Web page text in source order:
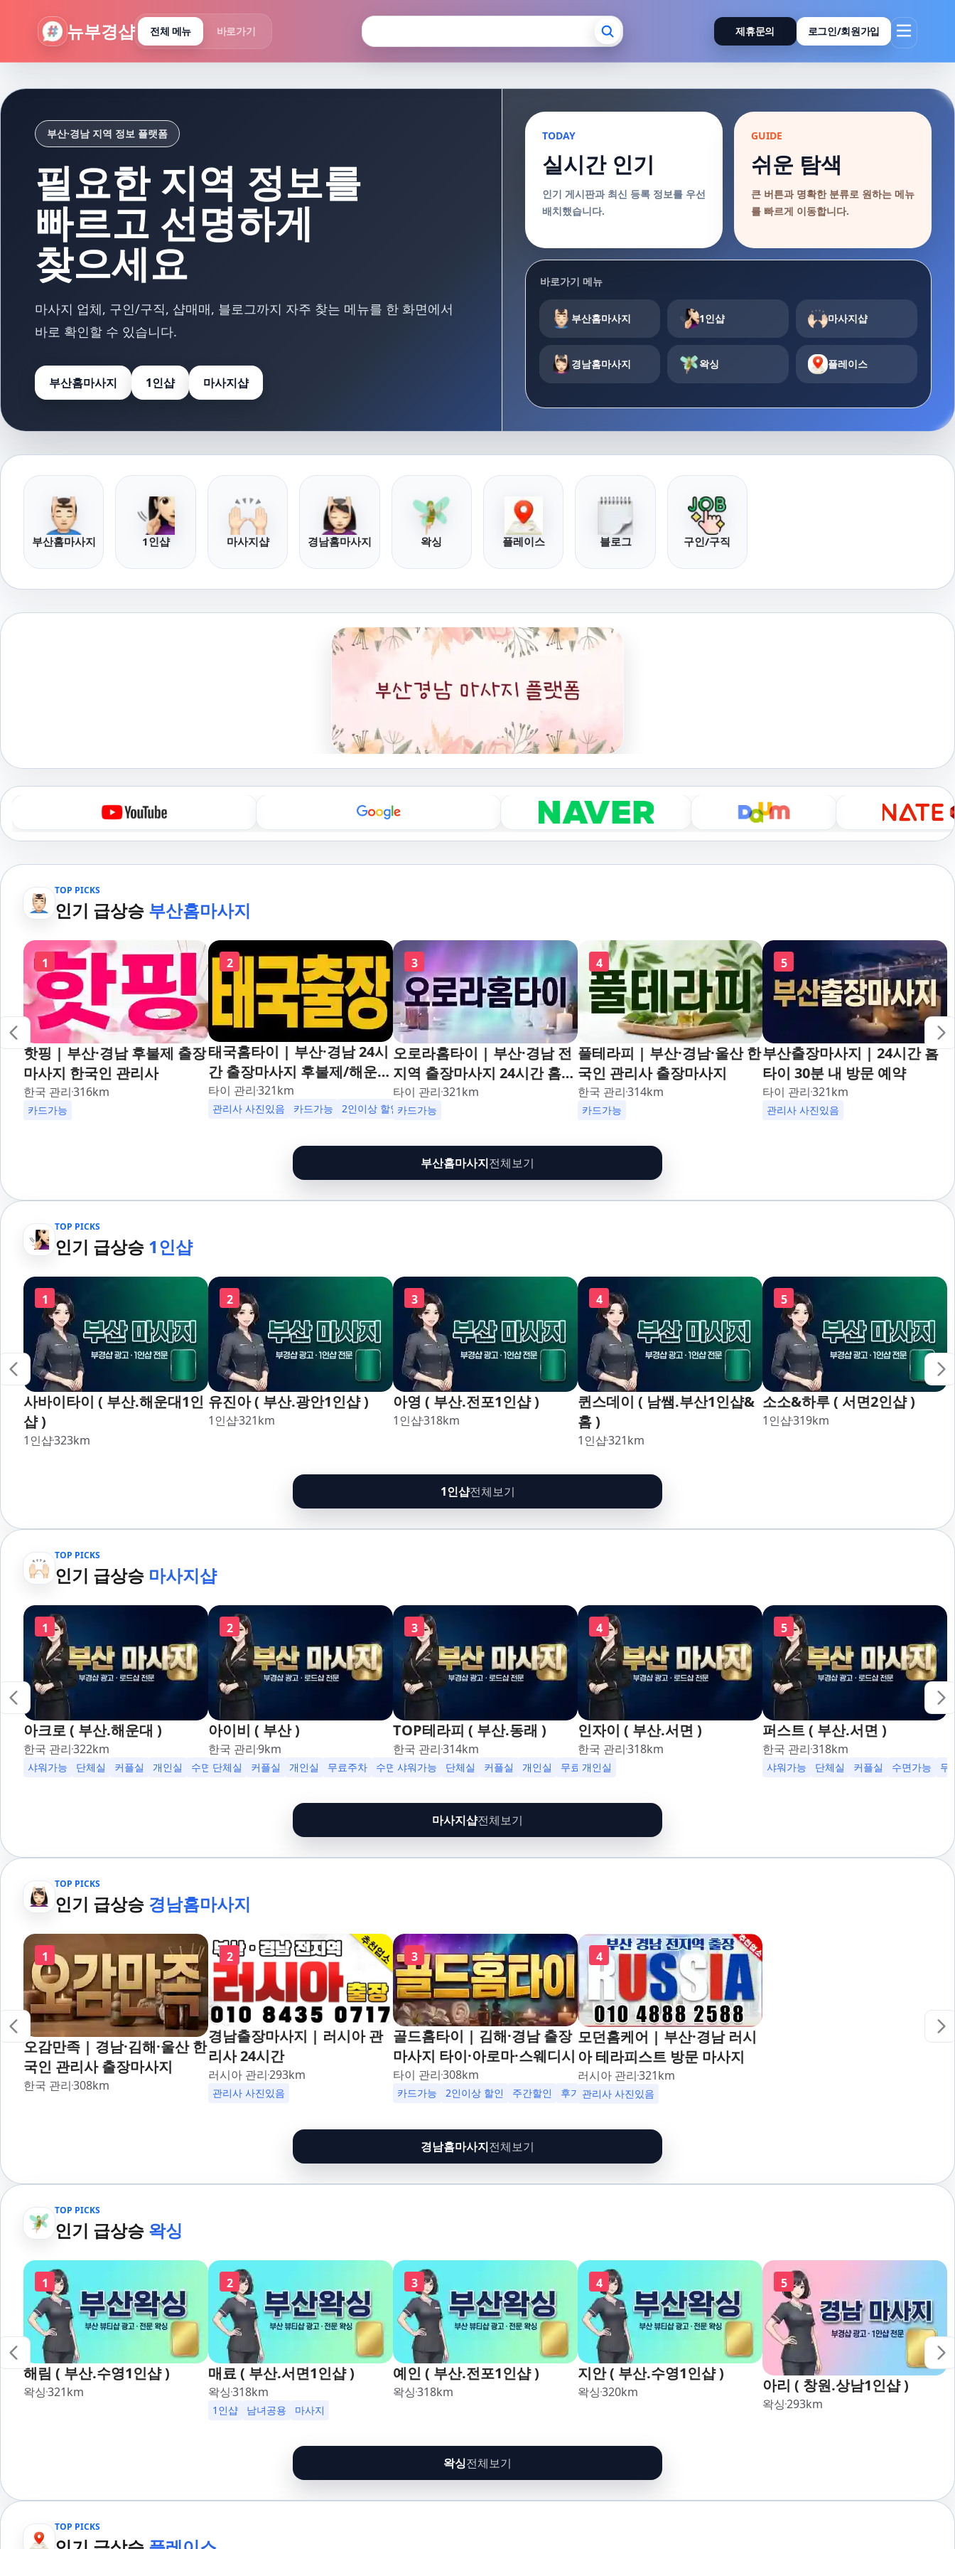
뉴부경샵 전체 메뉴 바로가기 제휴문의 로그인/회원가입
부산·경남 지역 정보 플랫폼
필요한 지역 정보를
빠르고 선명하게
찾으세요
마사지 업체, 구인/구직, 샵매매, 블로그까지 자주 찾는 메뉴를 한 화면에서
바로 확인할 수 있습니다.
부산홈마사지 1인샵 마사지샵
TODAY
실시간 인기
인기 게시판과 최신 등록 정보를 우선
배치했습니다.
GUIDE
쉬운 탐색
큰 버튼과 명확한 분류로 원하는 메뉴
를 빠르게 이동합니다.
바로가기 메뉴
부산홈마사지 1인샵 마사지샵
경남홈마사지 왁싱 플레이스
부산홈마사지 1인샵 마사지샵 경남홈마사지 왁싱 플레이스 블로그 구인/구직
TOP PICKS
인기 급상승 부산홈마사지
1
핫핑 | 부산·경남 후불제 출장
마사지 한국인 관리사
한국 관리316km
카드가능
2
태국홈타이 | 부산·경남 24시
간 출장마사지 후불제/해운
대,사상,광안리,남포동,구포,
덕천,명지,민락,수영,동래,남
송도,자갈치,하단,다대포,범
일,범천,우동,마린시티,송정,
장,강서,신호,서구,암남
타이 관리321km
관리사 사진있음 카드가능 2인이상 할인 업소 이벤트중
3
오로라홈타이 | 부산·경남 전
지역 출장마사지 24시간 홈타
이
타이 관리321km
카드가능
4
풀테라피 | 부산·경남·울산 한
국인 관리사 출장마사지
한국 관리314km
카드가능
5
부산출장마사지 | 24시간 홈
타이 30분 내 방문 예약
타이 관리321km
관리사 사진있음
부산홈마사지전체보기
TOP PICKS
인기 급상승 1인샵
1
사바이타이 ( 부산.해운대1인
샵 )
1인샵323km
2
유진아 ( 부산.광안1인샵 )
1인샵321km
3
아영 ( 부산.전포1인샵 )
1인샵318km
4
퀸스데이 ( 남쌤.부산1인샵&
홈 )
1인샵321km
5
소소&하루 ( 서면2인샵 )
1인샵319km
1인샵전체보기
TOP PICKS
인기 급상승 마사지샵
1
아크로 ( 부산.해운대 )
한국 관리322km
샤워가능 단체실 커플실 개인실 수면가능 무료주차 24시영업
2
아이비 ( 부산 )
한국 관리9km
단체실 커플실 개인실 무료주차 수면가능 샤워가능
3
TOP테라피 ( 부산.동래 )
한국 관리314km
샤워가능 단체실 커플실 개인실 무료주차 수면가능
4
인자이 ( 부산.서면 )
한국 관리318km
개인실
5
퍼스트 ( 부산.서면 )
한국 관리318km
샤워가능 단체실 커플실 수면가능 무
마사지샵전체보기
TOP PICKS
인기 급상승 경남홈마사지
1
오감만족 | 경남·김해·울산 한
국인 관리사 출장마사지
한국 관리308km
2
경남출장마사지 | 러시아 관
리사 24시간
러시아 관리293km
관리사 사진있음
3
골드홈타이 | 김해·경남 출장
마사지 타이·아로마·스웨디시
타이 관리308km
카드가능 2인이상 할인 주간할인 후기할인 생일할인
4
모던홈케어 | 부산·경남 러시
아 테라피스트 방문 마사지
러시아 관리321km
관리사 사진있음
경남홈마사지전체보기
TOP PICKS
인기 급상승 왁싱
1
해림 ( 부산.수영1인샵 )
왁싱321km
2
매료 ( 부산.서면1인샵 )
왁싱318km
1인샵 남녀공용 마사지
3
예인 ( 부산.전포1인샵 )
왁싱318km
4
지안 ( 부산.수영1인샵 )
왁싱320km
5
아리 ( 창원.상남1인샵 )
왁싱293km
왁싱전체보기
TOP PICKS